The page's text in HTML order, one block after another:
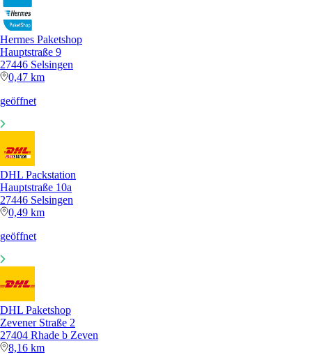
Hermes Paketshop
Hauptstraße 9
27446 Selsingen
0,47 km
geöffnet
DHL Packstation
Hauptstraße 10a
27446 Selsingen
0,49 km
geöffnet
DHL Paketshop
Zevener Straße 2
27404 Rhade b Zeven
8,16 km